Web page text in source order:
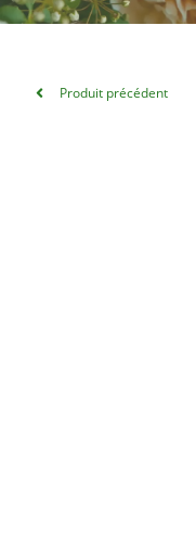
Produit précédent